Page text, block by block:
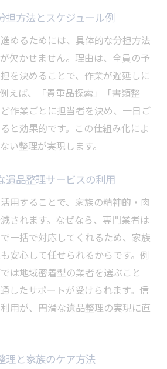
担方法とスケジュール例
めるためには、具体的な分担方法
欠かせません。理由は、全員の予
を決めることで、作業が遅延しに
えば、「貴重品探索」「書類整
作業ごとに担当者を決め、一日ご
と効果的です。この仕組み化によ
い整理が実現します。
遺品整理サービスの利用
用することで、家族の精神的・肉
されます。なぜなら、専門業者は
一括で対応してくれるため、家族
安心して任せられるからです。例
は地域密着型の業者を選ぶこと
したサポートが受けられます。信
用が、円滑な遺品整理の実現に直
理と家族のケア方法